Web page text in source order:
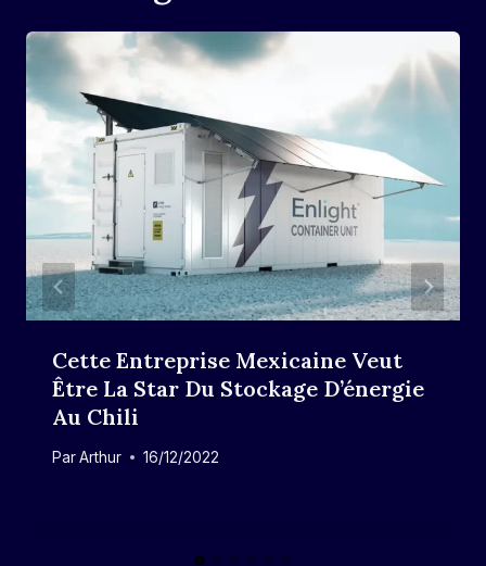
Cette Entreprise Mexicaine Veut
Être La Star Du Stockage D’énergie
Au Chili
ParArthur 16/12/2022